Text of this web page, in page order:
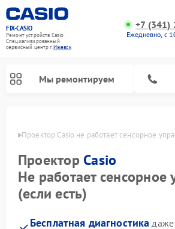
FIX-CASIO
Ремонт устройств Casio
Специализированный
cервисный центр г.Ижевск
+7 (341)
Ежедневно, с
Мы ремонтируем
Проектор Casio не работает сенсорное
Проектор Casio
Не работает сенсорное
(если есть)
Бесплатная диагностика даже